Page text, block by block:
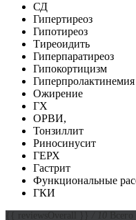
СД
Гипертиреоз
Гипотиреоз
Тиреоидить
Гиперпаратиреоз
Гипокортицизм
Гиперпролактинемия
Ожирение
ГХ
ОРВИ,
Тонзиллит
Риносинусит
ГЕРХ
Гастрит
Функциональные
ГКИ